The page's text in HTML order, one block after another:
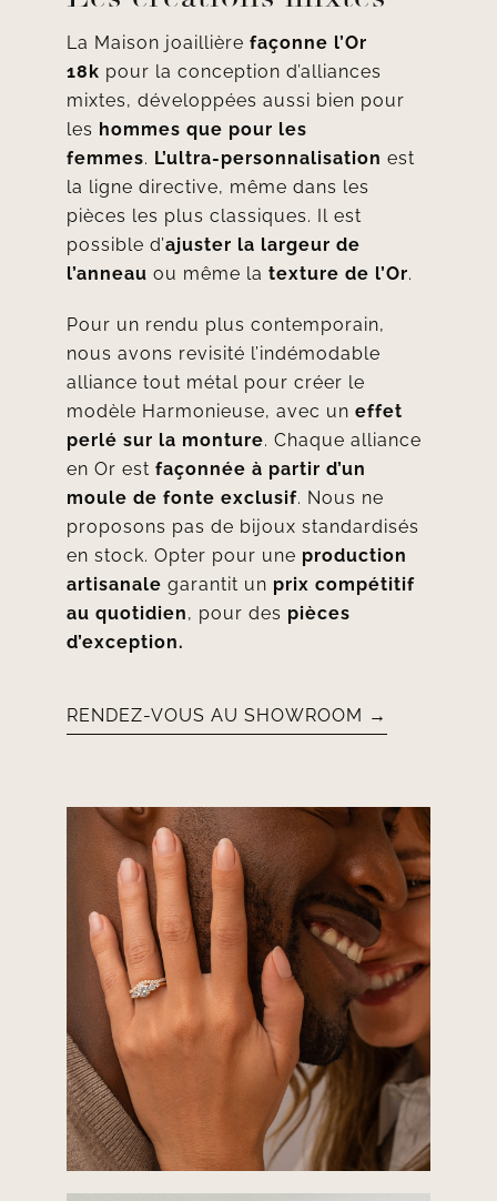
La Maison joaillière façonne l’Or
18k pour la conception d’alliances
mixtes, développées aussi bien pour
les hommes que pour les
femmes. L’ultra-personnalisation est
la ligne directive, même dans les
pièces les plus classiques. Il est
possible d’ajuster la largeur de
l’anneau ou même la texture de l’Or.
Pour un rendu plus contemporain,
nous avons revisité l’indémodable
alliance tout métal pour créer le
modèle Harmonieuse, avec un effet
perlé sur la monture. Chaque alliance
en Or est façonnée à partir d’un
moule de fonte exclusif. Nous ne
proposons pas de bijoux standardisés
en stock. Opter pour une production
artisanale garantit un prix compétitif
au quotidien, pour des pièces
d’exception.
RENDEZ-VOUS AU SHOWROOM →